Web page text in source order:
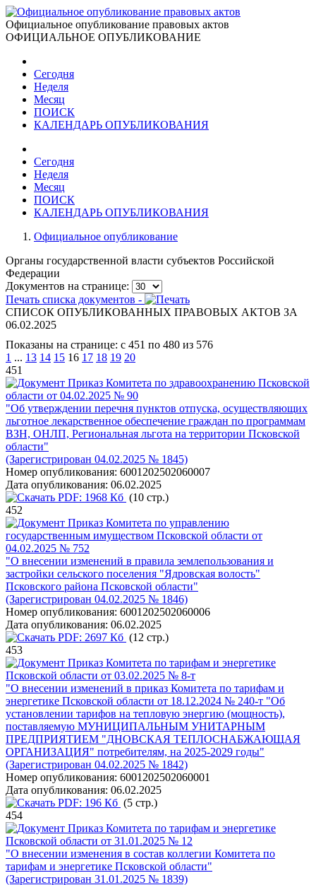
Официальное опубликование правовых актов
ОФИЦИАЛЬНОЕ ОПУБЛИКОВАНИЕ
Сегодня
Неделя
Месяц
ПОИСК
КАЛЕНДАРЬ ОПУБЛИКОВАНИЯ
Сегодня
Неделя
Месяц
ПОИСК
КАЛЕНДАРЬ ОПУБЛИКОВАНИЯ
Официальное опубликование
Органы государственной власти субъектов Российской
Федерации
Документов на странице:
Печать списка документов -
СПИСОК ОПУБЛИКОВАННЫХ ПРАВОВЫХ АКТОВ ЗА
06.02.2025
Показаны на странице: с 451 по 480 из 576
1 ... 13 14 15 16 17 18 19 20
451
Приказ Комитета по здравоохранению Псковской
области от 04.02.2025 № 90
"Об утверждении перечня пунктов отпуска, осуществляющих
льготное лекарственное обеспечение граждан по программам
ВЗН, ОНЛП, Региональная льгота на территории Псковской
области"
(Зарегистрирован 04.02.2025 № 1845)
Номер опубликования: 6001202502060007
Дата опубликования: 06.02.2025
PDF: 1968 Кб (10 стр.)
452
Приказ Комитета по управлению
государственным имуществом Псковской области от
04.02.2025 № 752
"О внесении изменений в правила землепользования и
застройки сельского поселения "Ядровская волость"
Псковского района Псковской области"
(Зарегистрирован 04.02.2025 № 1846)
Номер опубликования: 6001202502060006
Дата опубликования: 06.02.2025
PDF: 2697 Кб (12 стр.)
453
Приказ Комитета по тарифам и энергетике
Псковской области от 03.02.2025 № 8-т
"О внесении изменений в приказ Комитета по тарифам и
энергетике Псковской области от 18.12.2024 № 240-т "Об
установлении тарифов на тепловую энергию (мощность),
поставляемую МУНИЦИПАЛЬНЫМ УНИТАРНЫМ
ПРЕДПРИЯТИЕМ "ДНОВСКАЯ ТЕПЛОСНАБЖАЮЩАЯ
ОРГАНИЗАЦИЯ" потребителям, на 2025-2029 годы"
(Зарегистрирован 04.02.2025 № 1842)
Номер опубликования: 6001202502060001
Дата опубликования: 06.02.2025
PDF: 196 Кб (5 стр.)
454
Приказ Комитета по тарифам и энергетике
Псковской области от 31.01.2025 № 12
"О внесении изменения в состав коллегии Комитета по
тарифам и энергетике Псковской области"
(Зарегистрирован 31.01.2025 № 1839)